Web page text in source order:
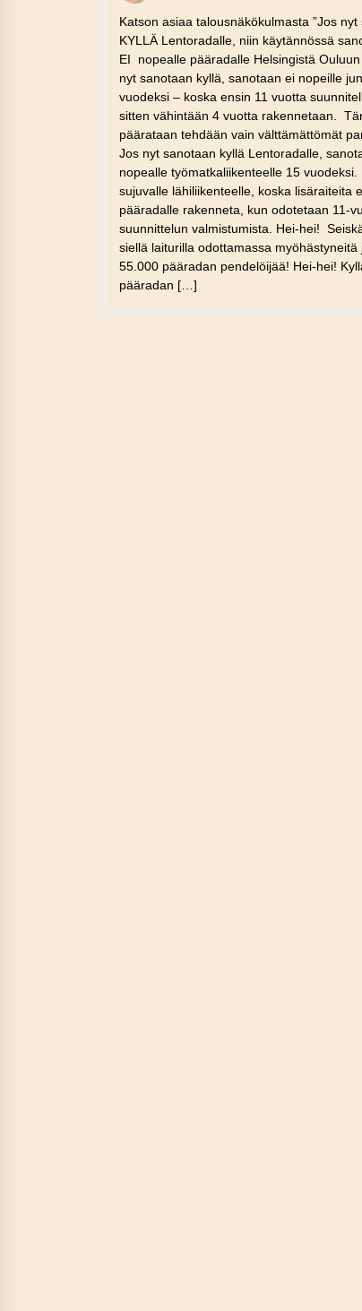
Katson asiaa talousnäkökulmasta ”Jos nyt
KYLLÄ Lentoradalle, niin käytännössä
EI nopealle pääradalle Helsingistä
nyt sanotaan kyllä, sanotaan ei nopeille
vuodeksi – koska ensin 11 vuotta
sitten vähintään 4 vuotta rakennetaan.
päärataan tehdään vain välttämättömät
Jos nyt sanotaan kyllä Lentoradalle,
nopealle työmatkaliikenteelle 15 vuodeksi.
sujuvalle lähiliikenteelle, koska lisäraiteita
pääradalle rakenneta, kun odotetaan 11-
suunnittelun valmistumista. Hei-hei!
siellä laiturilla odottamassa myöhästyneitä
55.000 pääradan pendelöijää! Hei-hei!
pääradan […]